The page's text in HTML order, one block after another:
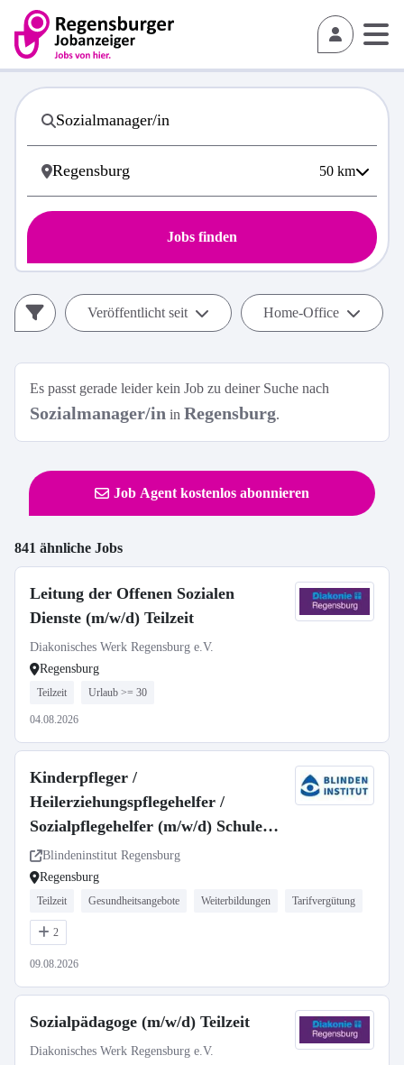
50 km
Jobs finden
Veröffentlicht seit Home-Office
Es passt gerade leider kein Job zu deiner Suche nach
Sozialmanager/in in Regensburg.
Job Agent kostenlos abonnieren
841 ähnliche Jobs
Leitung der Offenen Sozialen
Dienste (m/w/d) Teilzeit
Diakonisches Werk Regensburg e.V.
Regensburg
Teilzeit Urlaub >= 30
04.08.2026
Kinderpfleger /
Heilerziehungspflegehelfer /
Sozialpflegehelfer (m/w/d) Schule
Teilzeit
Blindeninstitut Regensburg
Regensburg
Teilzeit Gesundheitsangebote Weiterbildungen Tarifvergütung
2
09.08.2026
Sozialpädagoge (m/w/d) Teilzeit
Diakonisches Werk Regensburg e.V.